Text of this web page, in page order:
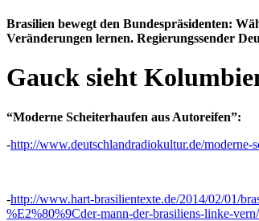
Brasilien bewegt den Bundespräsidenten:
Veränderungen lernen. Regierungssender
Gauck sieht
“Moderne Scheiterhaufen aus Autoreifen”:
-http://www.deutschlandradiokultur.de/moderne-
-http://www.hart-brasilientexte.de/2014/02/01/
%E2%80%9Cder-mann-der-brasiliens-linke-vern/